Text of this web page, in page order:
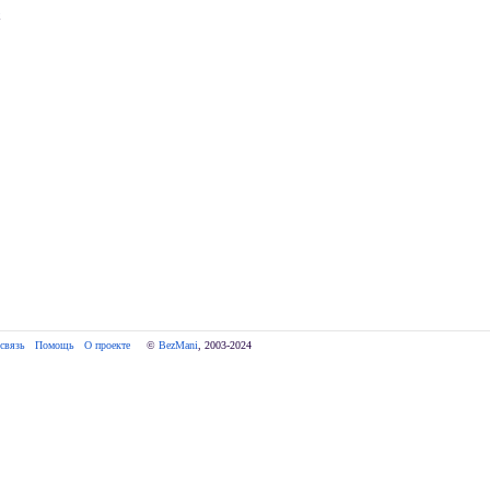
Помощь О проекте
     ©
BezMani , 2003-2024